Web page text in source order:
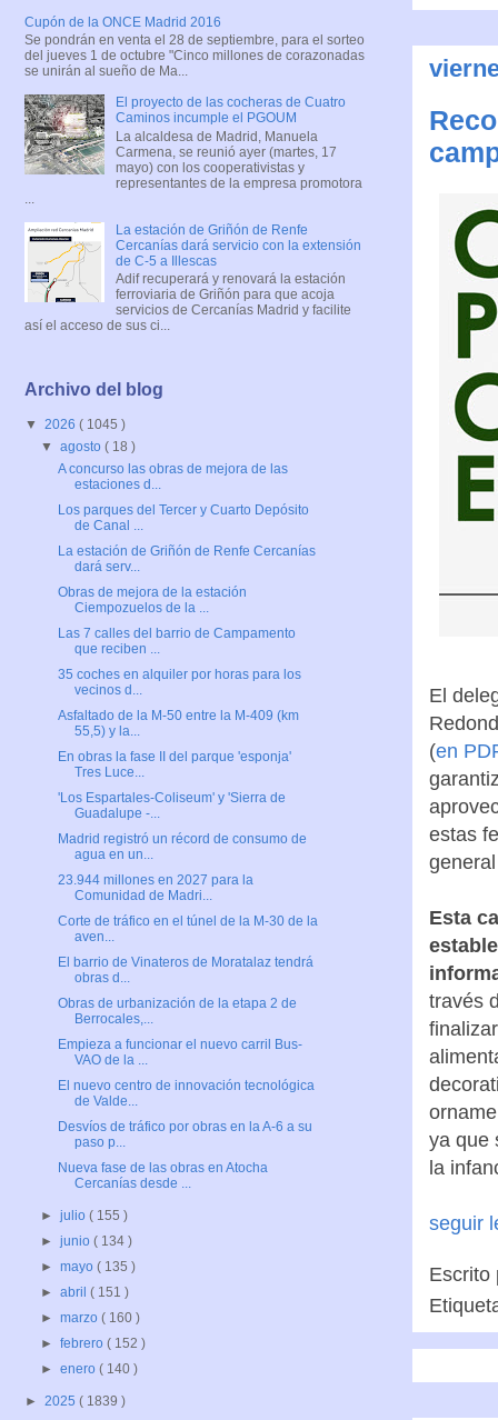
El
(en
estas
Esta
través
ya que
la
seguir
Cupón de la ONCE Madrid 2016
Se pondrán en venta el 28 de septiembre, para el sorteo
del jueves 1 de octubre "Cinco millones de corazonadas
se unirán al sueño de Ma...
El proyecto de las cocheras de Cuatro
Caminos incumple el PGOUM
La alcaldesa de Madrid, Manuela
Carmena, se reunió ayer (martes, 17
mayo) con los cooperativistas y
representantes de la empresa promotora
La estación de Griñón de Renfe
Cercanías dará servicio con la extensión
de C-5 a Illescas
Adif recuperará y renovará la estación
ferroviaria de Griñón para que acoja
servicios de Cercanías Madrid y facilite
así el acceso de sus ci...
Archivo del blog
▼ 2026 ( 1045 )
▼agosto( 18 )
A concurso las obras de mejora de las
estaciones d...
Los parques del Tercer y Cuarto Depósito
de Canal ...
La estación de Griñón de Renfe Cercanías
dará serv...
Obras de mejora de la estación
Ciempozuelos de la ...
Las 7 calles del barrio de Campamento
que reciben ...
35 coches en alquiler por horas para los
vecinos d...
Asfaltado de la M-50 entre la M-409 (km
55,5) y la...
En obras la fase II del parque 'esponja'
Tres Luce...
'Los Espartales-Coliseum' y 'Sierra de
Guadalupe -...
Madrid registró un récord de consumo de
agua en un...
23.944 millones en 2027 para la
Comunidad de Madri...
Corte de tráfico en el túnel de la M-30 de la
aven...
El barrio de Vinateros de Moratalaz tendrá
obras d...
Obras de urbanización de la etapa 2 de
Berrocales,...
Empieza a funcionar el nuevo carril Bus-
VAO de la ...
El nuevo centro de innovación tecnológica
de Valde...
Desvíos de tráfico por obras en la A-6 a su
paso p...
Nueva fase de las obras en Atocha
Cercanías desde ...
►julio( 155 )
►junio( 134 )
►mayo( 135 )
►abril( 151 )
►marzo( 160 )
►febrero( 152 )
►enero( 140 )
► 2025 ( 1839 )